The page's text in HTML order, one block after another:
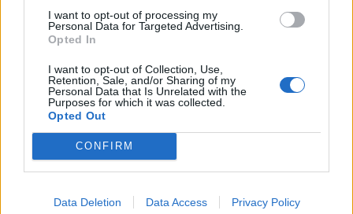
I want to opt-out of processing my
Personal Data for Targeted Advertising.
Opted In
I want to opt-out of Collection, Use,
Retention, Sale, and/or Sharing of my
Personal Data that Is Unrelated with the
Purposes for which it was collected.
Opted Out
CONFIRM
Data Deletion Data Access Privacy Policy
Ηράκλειο: Ποια θέματα περιλαμβάνει η εβδομαδιαία
ανασκόπηση του Δημάρχου
09:41
Γερμανία: Νέα έρευνα για την άμυνα απέναντι στα drones
09:35
Γαμήλιος τουρισμός: Στην Κρήτη από όλες τις ηπείρους,
για τον γάμο των ονείρων τους!
Κασσάνοι: Όλα έτοιμα για την Γιορτή Κρεμμυδιού